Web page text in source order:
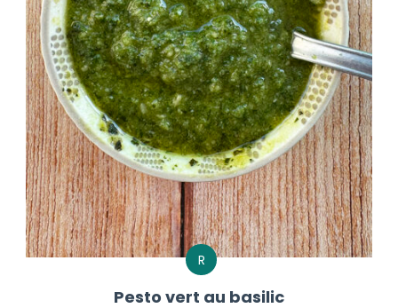
R
Pesto vert au basilic